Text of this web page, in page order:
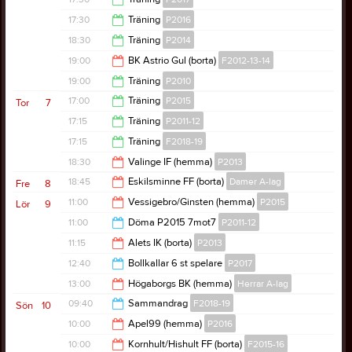
18:00
18:45
17:30 Träning P2016
18:30
18:30 Träning P2014
20:00
19:00 BK Astrio Gul (borta) F2012-13-14
21:00
19:00 Träning P2010
20:30
7
Tor 17:00 Träning P2015
18:30
17:15 Träning P2011-12
19:00
17:15 Träning F2018-19
18:30
18:30 Valinge IF (hemma) P2013
20:30
8
Fre 18:45 Eskilsminne FF (borta) Damer A-lag
20:45
9
Lör 11:00 Vessigebro/Ginsten (hemma) P2015
13:00
11:00 Döma P2015 7mot7 P2011-12
12:00
11:15 Alets IK (borta) P2013
13:15
12:40 Bollkallar 6 st spelare P2017
15:40
13:00 Högaborgs BK (hemma) Herrar A-lag
15:00
10
Sön 09:40 Sammandrag F2018-19
12:00
10:00 Apel99 (hemma) P2016
10:00 Kornhult/Hishult FF (borta) F2015-16